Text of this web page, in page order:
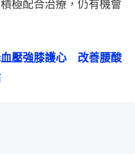
極配合治療，仍有機會
壓強膝護心　改善腰酸